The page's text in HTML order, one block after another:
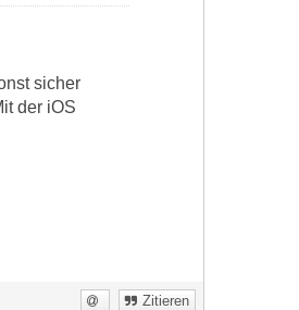
sicher
der iOS
Zitieren